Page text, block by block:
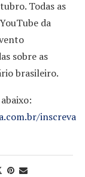
Todas as
da
sobre as
brasileiro.
inscreva